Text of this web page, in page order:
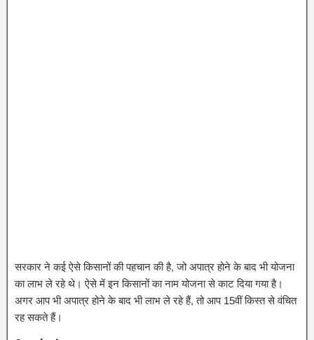
सरकार ने कई ऐसे किसानों की पहचान की है, जो अपात्र होने के बाद भी योजना
का लाभ ले रहे थे। ऐसे में इन किसानों का नाम योजना से काट दिया गया है।
अगर आप भी अपात्र होने के बाद भी लाभ ले रहे हैं, तो आप 15वीं किस्त से वंचित
रह सकते हैं।